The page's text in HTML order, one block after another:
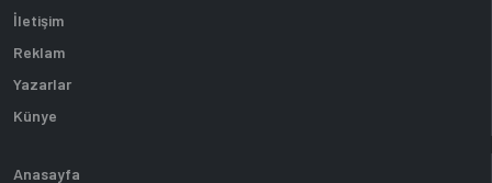
İletişim
Reklam
Yazarlar
Künye
Anasayfa